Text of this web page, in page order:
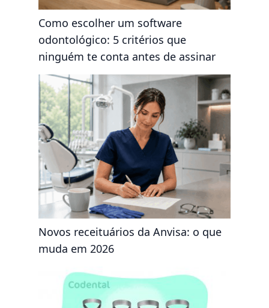
Como escolher um software
odontológico: 5 critérios que
ninguém te conta antes de assinar
Novos receituários da Anvisa: o que
muda em 2026